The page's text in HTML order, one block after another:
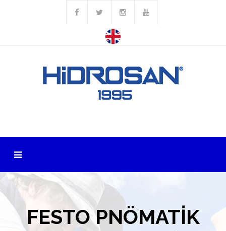
FESTO PNÖMATİK